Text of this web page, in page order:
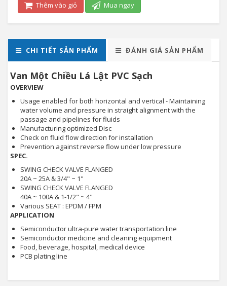
Thêm vào giỏ Mua ngay
CHI TIẾT SẢN PHẨM ĐÁNH GIÁ SẢN PHẨM
Van Một Chiều Lá Lật PVC Sạch
OVERVIEW
Usage enabled for both horizontal and vertical - Maintaining
water volume and pressure in straight alignment with the
passage and pipelines for fluids
Manufacturing optimized Disc
Check on fluid flow direction for installation
Prevention against reverse flow under low pressure
SPEC.
SWING CHECK VALVE FLANGED
20A ~ 25A & 3/4" ~ 1"
SWING CHECK VALVE FLANGED
40A ~ 100A & 1-1/2" ~ 4"
Various SEAT : EPDM / FPM
APPLICATION
Semiconductor ultra-pure water transportation line
Semiconductor medicine and cleaning equipment
Food, beverage, hospital, medical device
PCB plating line